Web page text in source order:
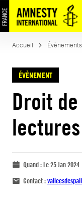
Accueil Évènements
ÉVÈNEMENT
Droit
lectures
Quand :Le 25 Jan 2024
Contact :